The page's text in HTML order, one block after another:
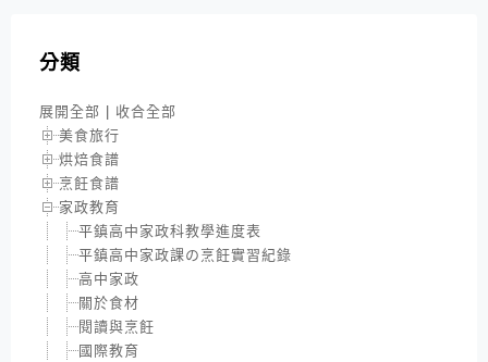
分類
展開全部
收合全部
美食旅行
烘焙食譜
烹飪食譜
家政教育
平鎮高中家政科教學進度表
平鎮高中家政課の烹飪實習紀錄
高中家政
關於食材
閱讀與烹飪
國際教育